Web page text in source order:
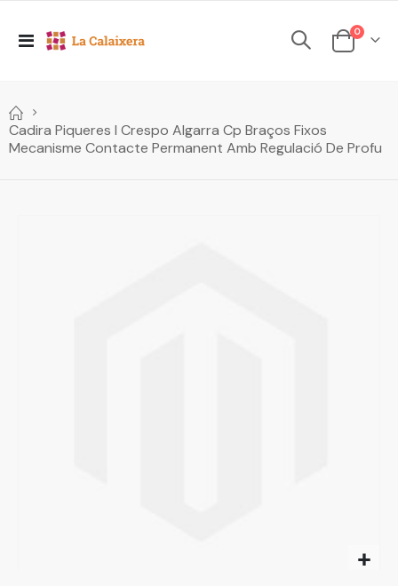
Toggle
Cesta
0elements
Cadira Piqueres I Crespo Algarra Cp Braços Fixos
Mecanisme Contacte Permanent Amb Regulació De Profu